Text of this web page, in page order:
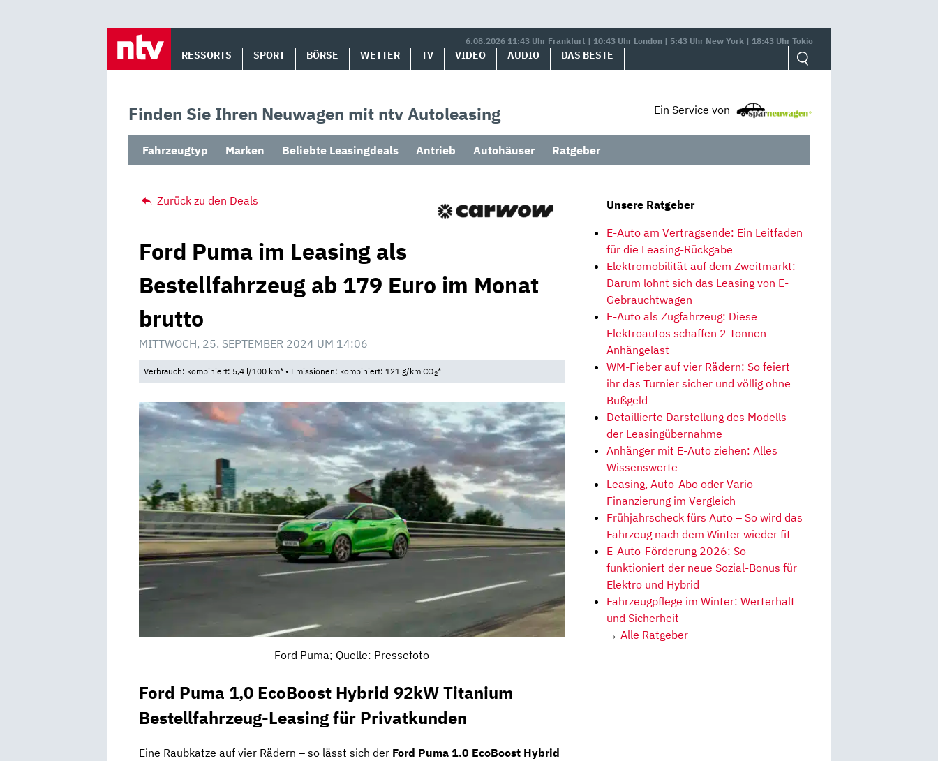
6.08.2026 11:43 Uhr Frankfurt | 10:43 Uhr London | 5:43 Uhr New York | 18:43 Uhr Tokio
RESSORTS SPORT BÖRSE WETTER TV VIDEO AUDIO DAS BESTE
Finden Sie Ihren Neuwagen mit ntv Autoleasing Ein Service von
Fahrzeugtyp Marken Beliebte Leasingdeals Antrieb Autohäuser Ratgeber
Zurück zu den Deals
Ford Puma im Leasing als
Bestellfahrzeug ab 179 Euro im Monat
brutto
MITTWOCH, 25. SEPTEMBER 2024 UM 14:06
Verbrauch: kombiniert: 5,4 l/100 km* • Emissionen: kombiniert: 121 g/km CO2*
Ford Puma; Quelle: Pressefoto
Ford Puma 1,0 EcoBoost Hybrid 92kW Titanium
Bestellfahrzeug-Leasing für Privatkunden
Eine Raubkatze auf vier Rädern – so lässt sich der Ford Puma 1.0 EcoBoost Hybrid
Unsere Ratgeber
E-Auto am Vertragsende: Ein Leitfaden
für die Leasing-Rückgabe
Elektromobilität auf dem Zweitmarkt:
Darum lohnt sich das Leasing von E-
Gebrauchtwagen
E-Auto als Zugfahrzeug: Diese
Elektroautos schaffen 2 Tonnen
Anhängelast
WM-Fieber auf vier Rädern: So feiert
ihr das Turnier sicher und völlig ohne
Bußgeld
Detaillierte Darstellung des Modells
der Leasingübernahme
Anhänger mit E-Auto ziehen: Alles
Wissenswerte
Leasing, Auto-Abo oder Vario-
Finanzierung im Vergleich
Frühjahrscheck fürs Auto – So wird das
Fahrzeug nach dem Winter wieder fit
E-Auto-Förderung 2026: So
funktioniert der neue Sozial-Bonus für
Elektro und Hybrid
Fahrzeugpflege im Winter: Werterhalt
und Sicherheit
→ Alle Ratgeber